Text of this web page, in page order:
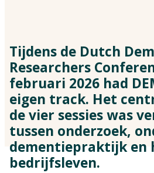
Tijdens de Dutch
Researchers
februari 2026 had
eigen track. Het
de vier sessies was
tussen onderzoek,
dementiepraktijk en
bedrijfsleven.